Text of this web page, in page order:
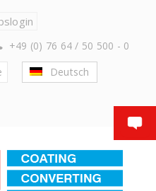
+49 (0) 76 64 / 50 500 - 0
Deutsch